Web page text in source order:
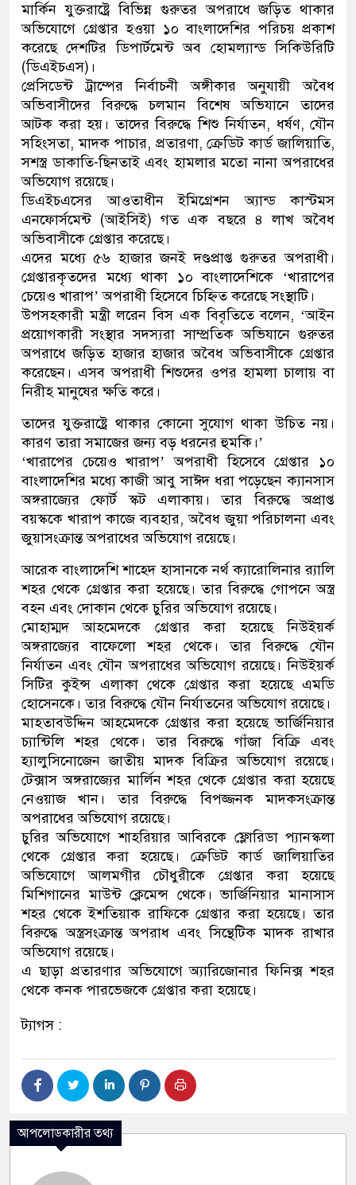
মার্কিন যুক্তরাষ্ট্রে বিভিন্ন গুরুতর অপরাধে জড়িত থাকার
অভিযোগে গ্রেপ্তার হওয়া ১০ বাংলাদেশির পরিচয় প্রকাশ
করেছে দেশটির ডিপার্টমেন্ট অব হোমল্যান্ড সিকিউরিটি
(ডিএইচএস)।
প্রেসিডেন্ট ট্রাম্পের নির্বাচনী অঙ্গীকার অনুযায়ী অবৈধ
অভিবাসীদের বিরুদ্ধে চলমান বিশেষ অভিযানে তাদের
আটক করা হয়। তাদের বিরুদ্ধে শিশু নির্যাতন, ধর্ষণ, যৌন
সহিংসতা, মাদক পাচার, প্রতারণা, ক্রেডিট কার্ড জালিয়াতি,
সশস্ত্র ডাকাতি-ছিনতাই এবং হামলার মতো নানা অপরাধের
অভিযোগ রয়েছে।
ডিএইচএসের আওতাধীন ইমিগ্রেশন অ্যান্ড কাস্টমস
এনফোর্সমেন্ট (আইসিই) গত এক বছরে ৪ লাখ অবৈধ
অভিবাসীকে গ্রেপ্তার করেছে।
এদের মধ্যে ৫৬ হাজার জনই দণ্ডপ্রাপ্ত গুরুতর অপরাধী।
গ্রেপ্তারকৃতদের মধ্যে থাকা ১০ বাংলাদেশিকে ‘খারাপের
চেয়েও খারাপ’ অপরাধী হিসেবে চিহ্নিত করেছে সংস্থাটি।
উপসহকারী মন্ত্রী লরেন বিস এক বিবৃতিতে বলেন, ‘আইন
প্রয়োগকারী সংস্থার সদস্যরা সাম্প্রতিক অভিযানে গুরুতর
অপরাধে জড়িত হাজার হাজার অবৈধ অভিবাসীকে গ্রেপ্তার
করেছেন। এসব অপরাধী শিশুদের ওপর হামলা চালায় বা
নিরীহ মানুষের ক্ষতি করে।
তাদের যুক্তরাষ্ট্রে থাকার কোনো সুযোগ থাকা উচিত নয়।
কারণ তারা সমাজের জন্য বড় ধরনের হুমকি।’
‘খারাপের চেয়েও খারাপ’ অপরাধী হিসেবে গ্রেপ্তার ১০
বাংলাদেশির মধ্যে কাজী আবু সাঈদ ধরা পড়েছেন ক্যানসাস
অঙ্গরাজ্যের ফোর্ট স্কট এলাকায়। তার বিরুদ্ধে অপ্রাপ্ত
বয়স্ককে খারাপ কাজে ব্যবহার, অবৈধ জুয়া পরিচালনা এবং
জুয়াসংক্রান্ত অপরাধের অভিযোগ রয়েছে।
আরেক বাংলাদেশি শাহেদ হাসানকে নর্থ ক্যারোলিনার র‌্যালি
শহর থেকে গ্রেপ্তার করা হয়েছে। তার বিরুদ্ধে গোপনে অস্ত্র
বহন এবং দোকান থেকে চুরির অভিযোগ রয়েছে।
মোহাম্মদ আহমেদকে গ্রেপ্তার করা হয়েছে নিউইয়র্ক
অঙ্গরাজ্যের বাফেলো শহর থেকে। তার বিরুদ্ধে যৌন
নির্যাতন এবং যৌন অপরাধের অভিযোগ রয়েছে। নিউইয়র্ক
সিটির কুইন্স এলাকা থেকে গ্রেপ্তার করা হয়েছে এমডি
হোসেনকে। তার বিরুদ্ধে যৌন নির্যাতনের অভিযোগ রয়েছে।
মাহতাবউদ্দিন আহমেদকে গ্রেপ্তার করা হয়েছে ভার্জিনিয়ার
চ্যান্টিলি শহর থেকে। তার বিরুদ্ধে গাঁজা বিক্রি এবং
হ্যালুসিনোজেন জাতীয় মাদক বিক্রির অভিযোগ রয়েছে।
টেক্সাস অঙ্গরাজ্যের মার্লিন শহর থেকে গ্রেপ্তার করা হয়েছে
নেওয়াজ খান। তার বিরুদ্ধে বিপজ্জনক মাদকসংক্রান্ত
অপরাধের অভিযোগ রয়েছে।
চুরির অভিযোগে শাহরিয়ার আবিরকে ফ্লোরিডা প্যানস্কলা
থেকে গ্রেপ্তার করা হয়েছে। ক্রেডিট কার্ড জালিয়াতির
অভিযোগে আলমগীর চৌধুরীকে গ্রেপ্তার করা হয়েছে
মিশিগানের মাউন্ট ক্লেমেন্স থেকে। ভার্জিনিয়ার মানাসাস
শহর থেকে ইশতিয়াক রাফিকে গ্রেপ্তার করা হয়েছে। তার
বিরুদ্ধে অস্ত্রসংক্রান্ত অপরাধ এবং সিন্থেটিক মাদক রাখার
অভিযোগ রয়েছে।
এ ছাড়া প্রতারণার অভিযোগে অ্যারিজোনার ফিনিক্স শহর
থেকে কনক পারভেজকে গ্রেপ্তার করা হয়েছে।
ট্যাগস :
আপলোডকারীর তথ্য